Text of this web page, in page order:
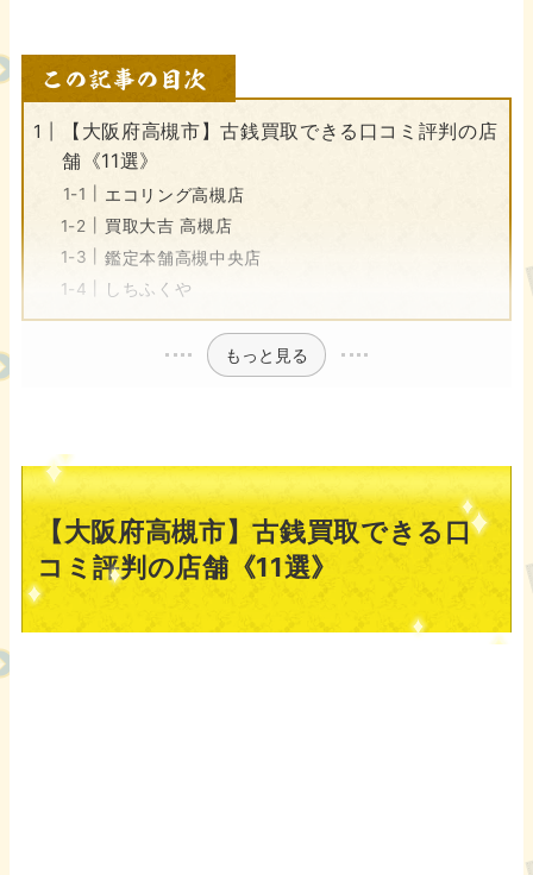
【大阪府高槻市】古銭買取できる口コミ評判の店
舗《11選》
エコリング高槻店
買取大吉 高槻店
鑑定本舗高槻中央店
しちふくや
もっと見る
【大阪府高槻市】古銭買取できる口
コミ評判の店舗《11選》